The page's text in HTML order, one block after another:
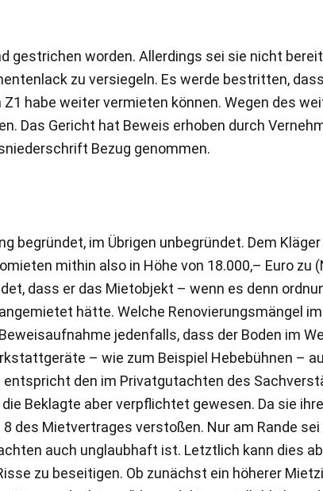
gestrichen worden. Allerdings sei sie nicht
zu versiegeln. Es werde bestritten,
habe weiter vermieten können. Wegen des
Das Gericht hat Beweis erhoben durch
Bezug genommen.
begründet, im Übrigen unbegründet. Dem
mithin also in Höhe von 18.000,– Euro zu
dass er das Mietobjekt – wenn es denn
hätte. Welche Renovierungsmängel
jedenfalls, dass der Boden im
– wie zum Beispiel Hebebühnen –
den im Privatgutachten des
Beklagte aber verpflichtet gewesen. Da sie
des Mietvertrages verstoßen. Nur am Rande
auch unglaubhaft ist. Letztlich kann dies
zu beseitigen. Ob zunächst ein höherer